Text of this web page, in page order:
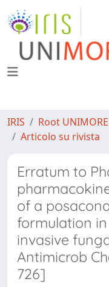
IRIS Root UNIMORE
Articolo su rivista
Erratum to
of a
formulation
invasive
Antimicrob
726]